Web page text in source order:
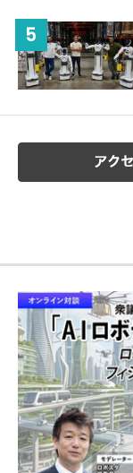
アク